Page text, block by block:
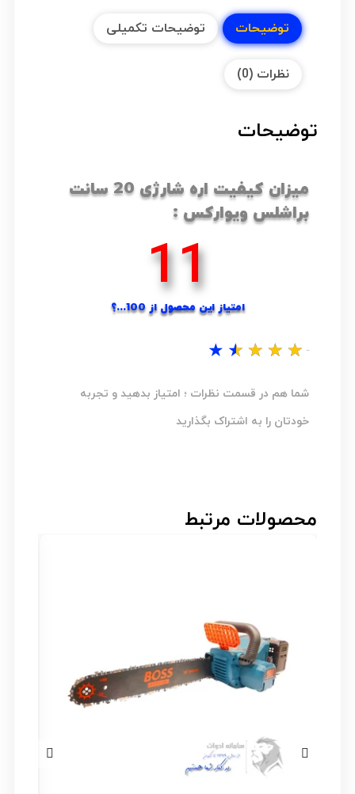
توضیحات توضیحات تکمیلی
نظرات (0)
توضیحات
میزان کیفیت اره شارژی 20 سانت
براشلس ویوارکس :
امتیاز این محصول از 100...؟
16
★
★
★
★
★
شما هم در قسمت نظرات ؛ امتیاز بدهید و تجربه
خودتان را به اشتراک بگذارید
محصولات مرتبط